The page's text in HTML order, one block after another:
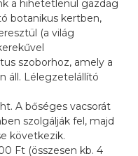
a hihetetlenül gazdag
botanikus kertben,
(a világ
szoborhoz, amely a
áll. Lélegzetelállító
A bőséges vacsorát
szolgálják fel, majd
következik.
Ft (összesen kb. 4